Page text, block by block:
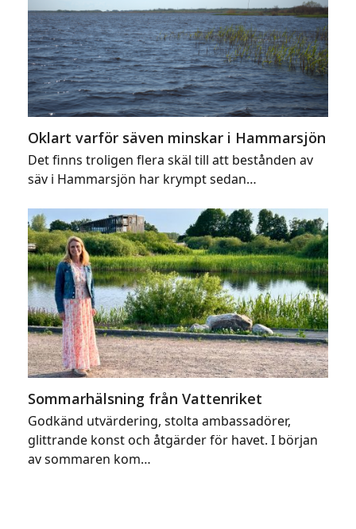
Oklart varför säven minskar i Hammarsjön
Det finns troligen flera skäl till att bestånden av
säv i Hammarsjön har krympt sedan…
Sommarhälsning från Vattenriket
Godkänd utvärdering, stolta ambassadörer,
glittrande konst och åtgärder för havet. I början
av sommaren kom…